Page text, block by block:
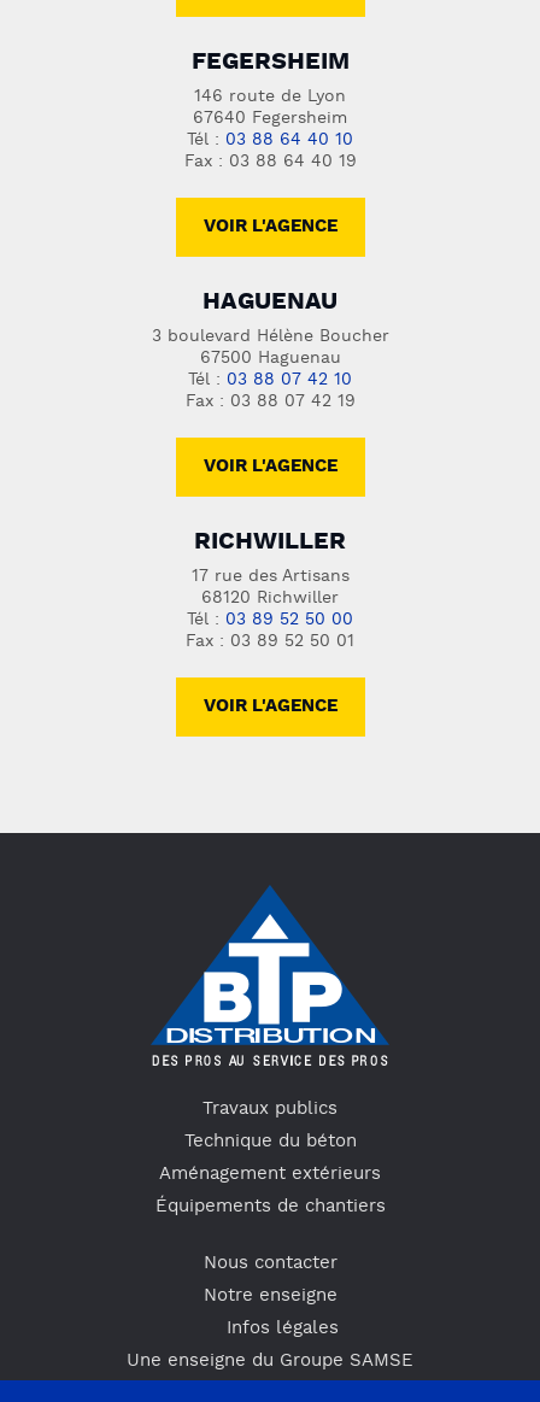
FEGERSHEIM
146 route de Lyon
67640 Fegersheim
Tél : 03 88 64 40 10
Fax : 03 88 64 40 19
VOIR L'AGENCE
HAGUENAU
3 boulevard Hélène Boucher
67500 Haguenau
Tél : 03 88 07 42 10
Fax : 03 88 07 42 19
VOIR L'AGENCE
RICHWILLER
17 rue des Artisans
68120 Richwiller
Tél : 03 89 52 50 00
Fax : 03 89 52 50 01
VOIR L'AGENCE
Travaux publics
Technique du béton
Aménagement extérieurs
Équipements de chantiers
Nous contacter
Notre enseigne
Infos légales
Une enseigne du Groupe SAMSE